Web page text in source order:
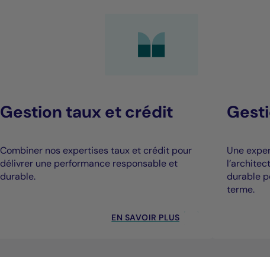
Gestion taux et crédit
Combiner nos expertises taux et crédit pour
délivrer une performance responsable et
durable.
EN SAVOIR PLUS
Une
durable
terme.